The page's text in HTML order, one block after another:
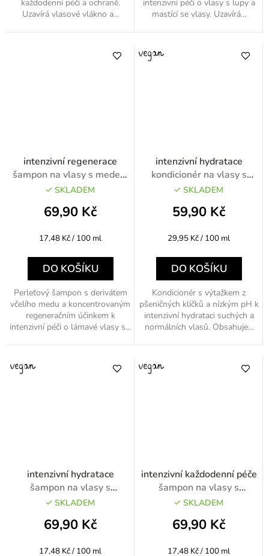
každodenní péči a ochraně.
Uzavírá vlasové vlákno a...
intenzivní péči o vlasy s lupy a
mastící se vlasy. Uzavírá...
intenzivní regenerace
šampon na vlasy s medem
400ml
SKLADEM
69,90 Kč
Měrná
17,48 Kč / 100 ml
DO KOŠÍKU
Perleťový šampon s derivátem
včelího medu a koncentrovaným
regeneračním účinkem k
intenzivní péči o lámavé vlasy s...
intenzivní hydratace
kondicionér na vlasy s
pšeničnými klíčky 200ml
SKLADEM
59,90 Kč
Měrná
29,95 Kč / 100 ml
DO KOŠÍKU
Kondicionér s výtažkem z
pšeničných klíčků a nízkým pH k
intenzivní hydrataci suchých a
normálních vlasů. Obsahuje...
intenzivní hydratace
šampon na vlasy s
pšeničnými klíčky 400ml
SKLADEM
69,90 Kč
Měrná
17,48 Kč / 100 ml
intenzivní každodenní péče
šampon na vlasy s
jojobovým olejem 400ml
SKLADEM
69,90 Kč
Měrná
17,48 Kč / 100 ml